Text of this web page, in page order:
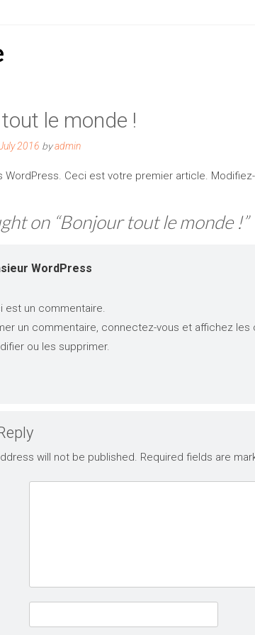
le monde !
2016 byadmin
WordPress. Ceci est votre premier article.
on “Bonjour tout le monde !”
WordPress
est un commentaire.
un commentaire, connectez-vous et affichez
ou les supprimer.
will not be published. Required fields are